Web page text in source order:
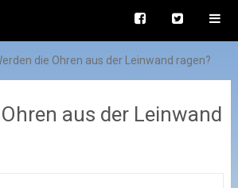
die Ohren aus der Leinwand ragen?
aus der Leinwand